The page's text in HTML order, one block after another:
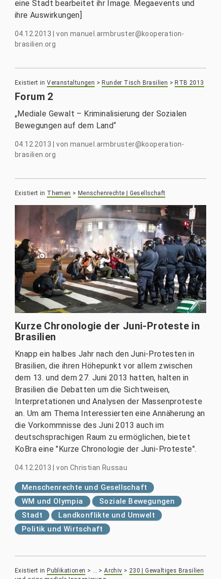
eine Stadt bearbeitet ihr Image. Megaevents und
ihre Auswirkungen]
04.12.2013|von manuel.armbruster@kooperation-
brasilien.org
Existiert in Veranstaltungen >Runder Tisch Brasilien >RTB 2013
Forum 2
„Mediale Gewalt – Kriminalisierung der Sozialen
Bewegungen auf dem Land“
04.12.2013|von manuel.armbruster@kooperation-
brasilien.org
Existiert in Themen > Menschenrechte | Gesellschaft
Kurze Chronologie der Juni-Proteste in
Brasilien
Knapp ein halbes Jahr nach den Juni-Protesten in
Brasilien, die ihren Höhepunkt vor allem zwischen
dem 13. und dem 27. Juni 2013 hatten, halten in
Brasilien die Debatten um die Sichtweisen,
Interpretationen und Analysen der Massenproteste
an. Um am Thema Interessierten eine Annäherung an
die Vorkommnisse des Juni 2013 auch im
deutschsprachigen Raum zu ermöglichen, bietet
KoBra eine "Kurze Chronologie der Juni-Proteste".
04.12.2013 |von Christian Russau
Menschenrechte und Gesellschaft
WM und Olympia
Soziale Bewegungen
Stadt
Landkonflikte und Umwelt
Politik und Wirtschaft
Existiert in Publikationen > … >Archiv > 230 | Gewaltiges Brasilien